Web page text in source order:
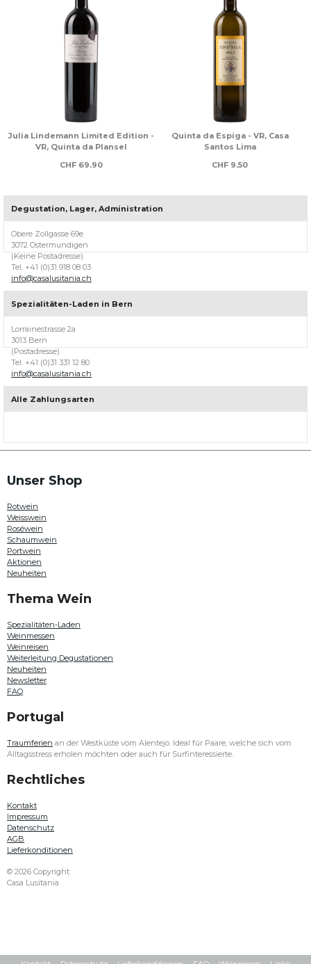
Julia Lindemann Limited Edition -
VR, Quinta da Plansel
CHF 69.90
Quinta da Espiga - VR, Casa
Santos Lima
CHF 9.50
Über
Casa
Lusitania
Willkommen
bei
Casa
ihrem
Berner
Weinhändler
für
portugiesische
Weine
mit
über
200
Weinregionen
in
Hier
können
beispielsweise
Weine
von
Quinta
da
Plansel
,
Laureano
Passadouro
oder
Douro
Family
Estates
entdecken.
Auch
diesem
haben
unsere
an
der
Bern
aus
Algarve,
Alentejo,
Lisboa,
Dão,
Douro,
Anklang
Degustation, Lager, Administration
Obere Zollgasse 69e
3072 Ostermundigen
(Keine Postadresse)
Tel. +41 (0)31 918 08 03
info@casalusitania.ch
Spezialitäten-Laden in Bern
Lorrainestrasse 2a
3013 Bern
(Postadresse)
Tel. +41 (0)31 331 12 80
info@casalusitania.ch
Alle Zahlungsarten
Unser Shop
Rotwein
Weisswein
Roséwein
Schaumwein
Portwein
Aktionen
Neuheiten
Thema Wein
Spezialitäten-Laden
Weinmessen
Weinreisen
Weiterleitung Degustationen
Neuheiten
Newsletter
FAQ
Portugal
Traumferien an der Westküste vom Alentejo. Ideal für Paare, welche sich vom
Alltagsstress erholen möchten oder auch für Surfinteressierte.
Rechtliches
Kontakt
Impressum
Datenschutz
AGB
Lieferkonditionen
© 2026 Copyright
Casa Lusitania